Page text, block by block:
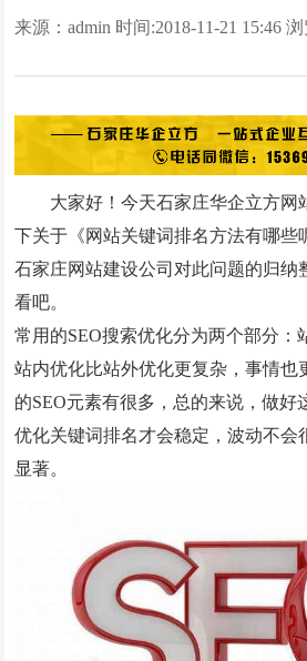
全网营销
百家号代运营
爱采购代运营
知乎代运营
geo
网站建设案例
微信小程序案例
竞价托管案例
全网营销案例
geo优化案例
来源：admin 时间:2018-11-21 15:46
大家好！今天石家庄华企立方网
下关于《网站关键词排名方法有哪些
石家庄网站建设公司对此问题的归纳
看吧。
常用的SEO搜索优化分为两个部分：
站内优化比站外优化更复杂，事情也
的SEO元素有很多，总的来说，做好
优化关键词排名才会稳定，波动不会
显著。